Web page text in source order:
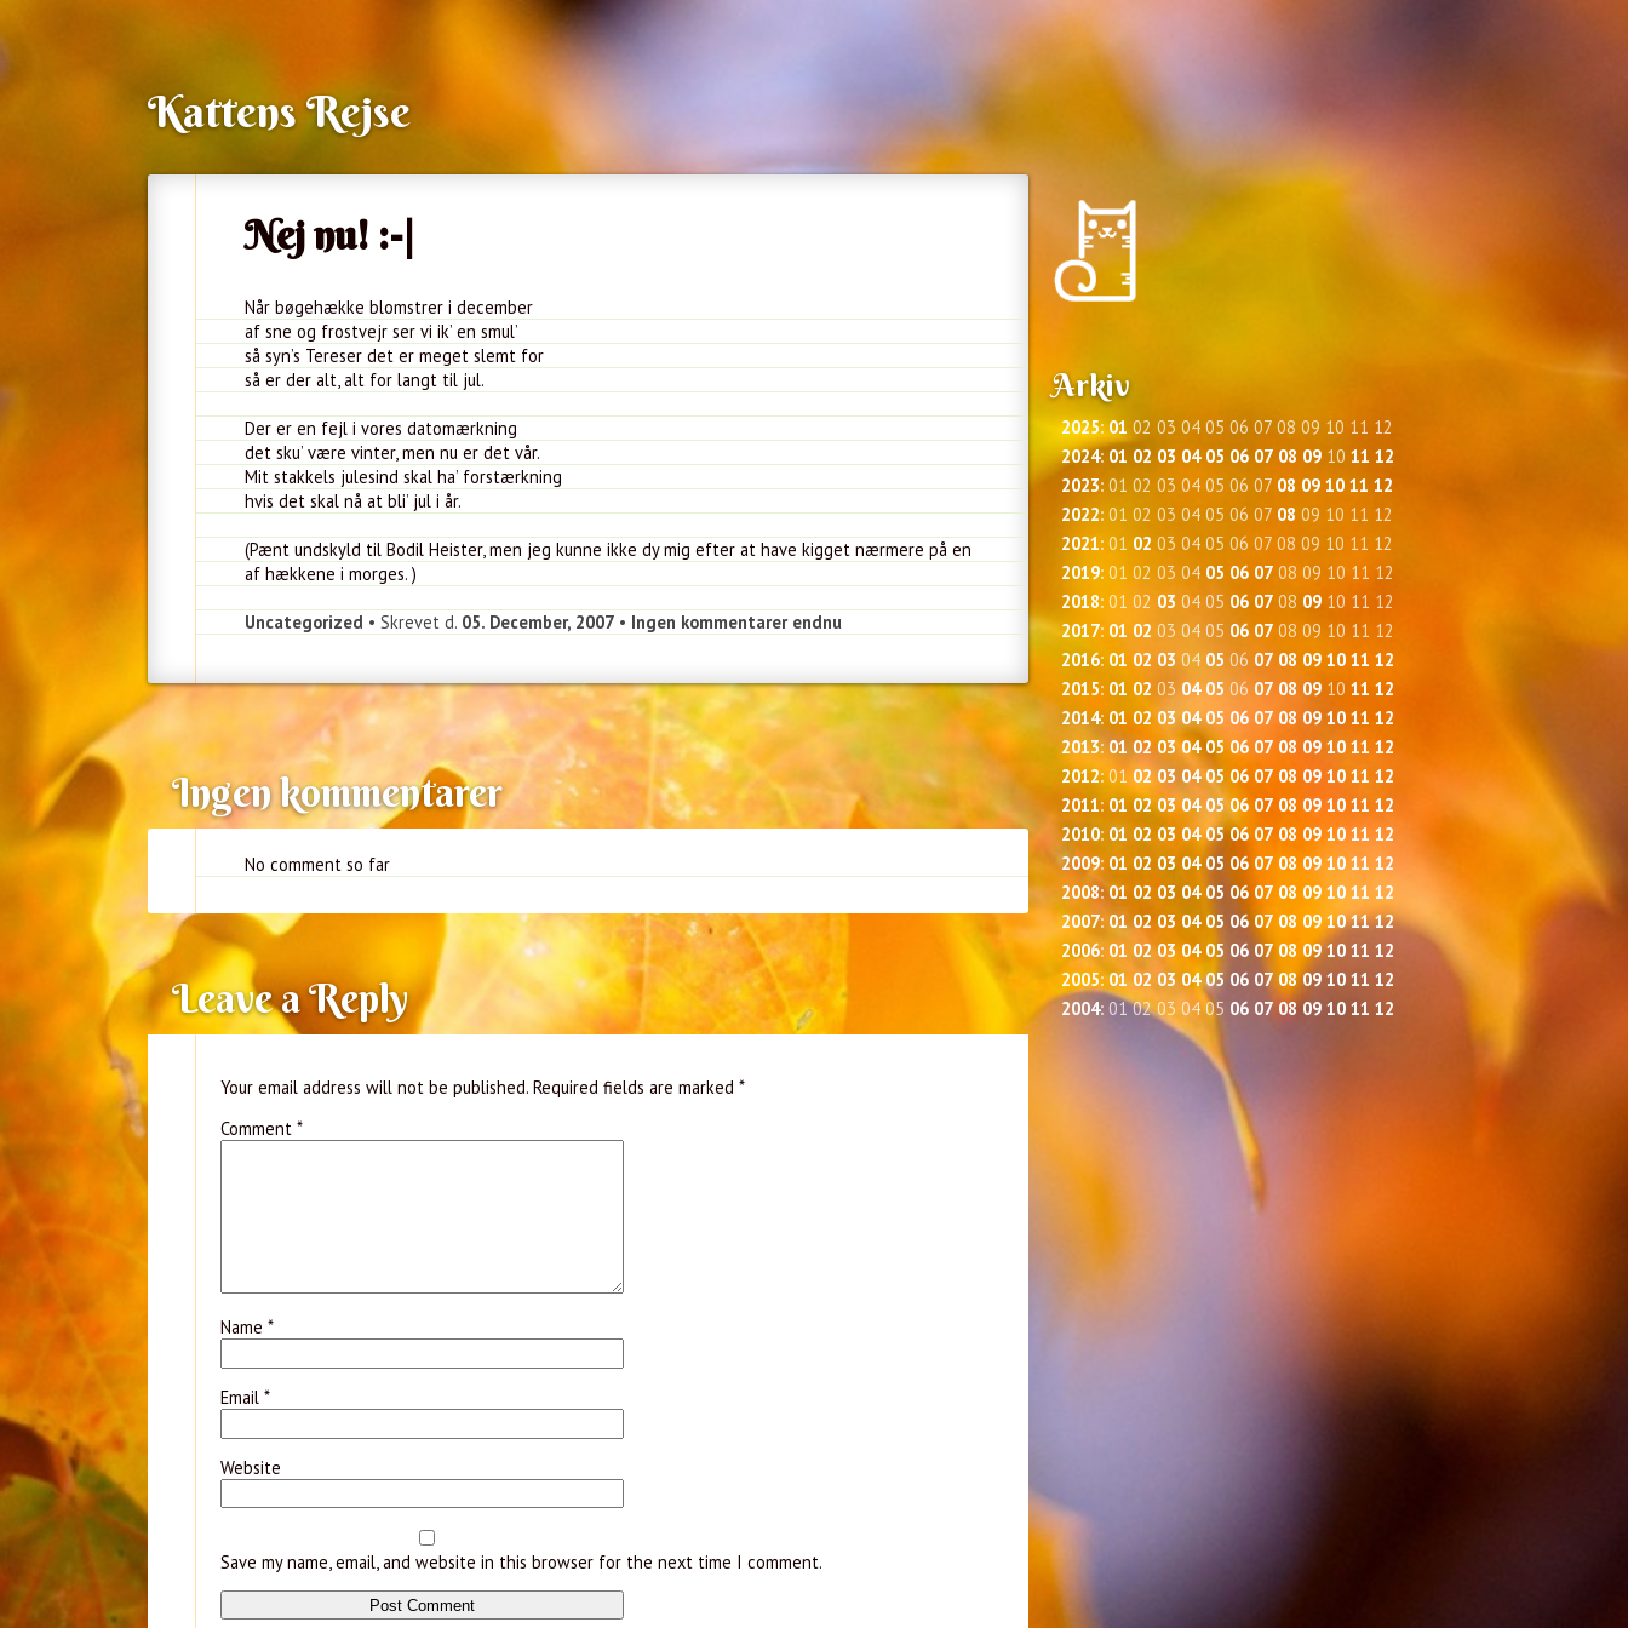
Kattens Rejse
Nej nu! :-|
Når bøgehække blomstrer i december
af sne og frostvejr ser vi ik’ en smul’
så syn’s Tereser det er meget slemt for
så er der alt, alt for langt til jul.
Der er en fejl i vores datomærkning
det sku’ være vinter, men nu er det vår.
Mit stakkels julesind skal ha’ forstærkning
hvis det skal nå at bli’ jul i år.
(Pænt undskyld til Bodil Heister, men jeg kunne ikke dy mig efter at have kigget nærmere på en
af hækkene i morges. )
Uncategorized • Skrevet d. 05. December, 2007 • Ingen kommentarer endnu
Ingen kommentarer
No comment so far
Leave a Reply
Your email address will not be published. Required fields are marked *
Comment *
Name *
Email *
Website
Save my name, email, and website in this browser for the next time I comment.
Arkiv
2025:01 02 03 04 05 06 07 08 09 10 11 12
2024: 01 02 03 04 05 06 07 08 09 10 11 12
2023: 01 02 03 04 05 06 07 08 09 10 11 12
2022: 01 02 03 04 05 06 07 08 09 10 11 12
2021: 01 02 03 04 05 06 07 08 09 10 11 12
2019: 01 02 03 04 05 06 07 08 09 10 11 12
2018: 01 02 03 04 05 06 07 08 09 10 11 12
2017: 01 02 03 04 05 06 07 08 09 10 11 12
2016: 01 02 03 04 05 06 07 08 09 10 11 12
2015: 01 02 03 04 05 06 07 08 09 10 11 12
2014: 01 02 03 04 05 06 07 08 09 10 11 12
2013: 01 02 03 04 05 06 07 08 09 10 11 12
2012: 01 02 03 04 05 06 07 08 09 10 11 12
2011: 01 02 03 04 05 06 07 08 09 10 11 12
2010: 01 02 03 04 05 06 07 08 09 10 11 12
2009: 01 02 03 04 05 06 07 08 09 10 11 12
2008: 01 02 03 04 05 06 07 08 09 10 11 12
2007: 01 02 03 04 05 06 07 08 09 10 11 12
2006: 01 02 03 04 05 06 07 08 09 10 11 12
2005: 01 02 03 04 05 06 07 08 09 10 11 12
2004: 01 02 03 04 05 06 07 08 09 10 11 12